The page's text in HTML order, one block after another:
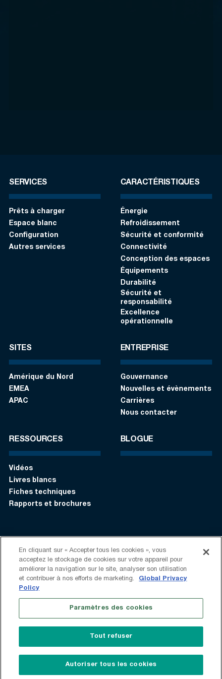
SERVICES
Prêts à charger
Espace blanc
Configuration
Autres services
CARACTÉRISTIQUES
Énergie
Refroidissement
Sécurité et conformité
Connectivité
Conception des espaces
Équipements
Durabilité
Sécurité et
responsabilité
Excellence
opérationnelle
SITES
Amérique du Nord
EMEA
APAC
ENTREPRISE
Gouvernance
Nouvelles et évènements
Carrières
Nous contacter
RESSOURCES
Vidéos
Livres blancs
Fiches techniques
Rapports et brochures
BLOGUE
S’identifier Contactez-nous: +1 (408) 748-9830
Suivez-nous:
Déclaration sur l’esclavage moderne
Ne vendez pas mes renseignements personnels
© 2026 Vantage Data Centers
En cliquant sur « Accepter tous les cookies », vous
acceptez le stockage de cookies sur votre appareil pour
améliorer la navigation sur le site, analyser son utilisation
et contribuer à nos efforts de marketing.
Global Privacy
Policy
Paramètres des cookies
Tout refuser
Autoriser tous les cookies